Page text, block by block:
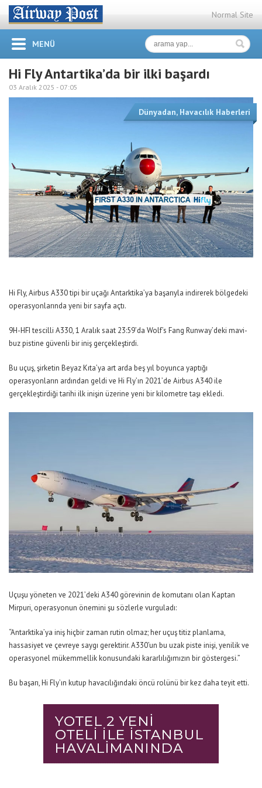
Normal Site
MENÜ
Hi Fly Antartika’da bir ilki başardı
03 Aralık 2025 - 07:05
Dünyadan, Havacılık Haberleri
Hi Fly, Airbus A330 tipi bir uçağı Antarktika’ya başarıyla indirerek bölgedeki
operasyonlarında yeni bir sayfa açtı.
9H-HFI tescilli A330, 1 Aralık saat 23:59’da Wolf’s Fang Runway’deki mavi-
buz pistine güvenli bir iniş gerçekleştirdi.
Bu uçuş, şirketin Beyaz Kıta’ya art arda beş yıl boyunca yaptığı
operasyonların ardından geldi ve Hi Fly’ın 2021’de Airbus A340 ile
gerçekleştirdiği tarihi ilk inişin üzerine yeni bir kilometre taşı ekledi.
Uçuşu yöneten ve 2021’deki A340 görevinin de komutanı olan Kaptan
Mirpuri, operasyonun önemini şu sözlerle vurguladı:
“Antarktika’ya iniş hiçbir zaman rutin olmaz; her uçuş titiz planlama,
hassasiyet ve çevreye saygı gerektirir. A330’un bu uzak piste inişi, yenilik ve
operasyonel mükemmellik konusundaki kararlılığımızın bir göstergesi.”
Bu başarı, Hi Fly’ın kutup havacılığındaki öncü rolünü bir kez daha teyit etti.